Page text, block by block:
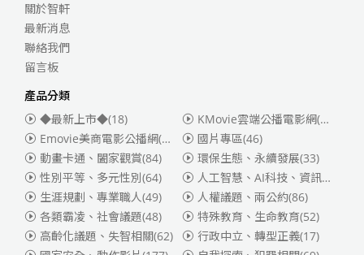
關於智軒
最新消息
聯絡我們
留言板
產品分類
◆最新上市◆(18)
KMovie雲端公播電影網(迪士尼、福斯、索尼)
Emovie美商電影公播網(華納)
(186)
國片專區(46)
動畫卡通、闔家觀賞(84) 環保生態、永續發展(33)
性別平等、多元性別(64) 人工智慧、AI科技、資訊安全
生涯規劃、專業職人(49) 人權議題、兩公約(86)
各類霸凌、社會議題(48) 特殊教育、生命教育(52)
高齡化議題、失智相關(62) 行政中立、轉型正義(17)